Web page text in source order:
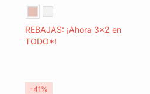
REBAJAS: ¡Ahora 3x2 en
TODO*!
-41%